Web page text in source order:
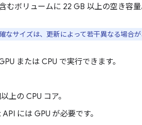
むボリュームに 22 GB 以上の空き容量
サイズは、更新によって若干異なる場合が
または CPU で実行できます。
上の CPU コア。
には GPU が必要です。